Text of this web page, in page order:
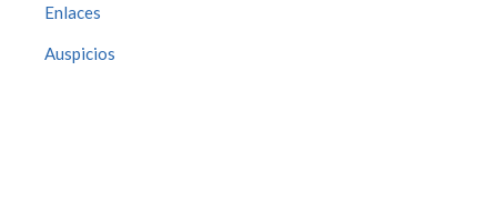
Enlaces
Auspicios